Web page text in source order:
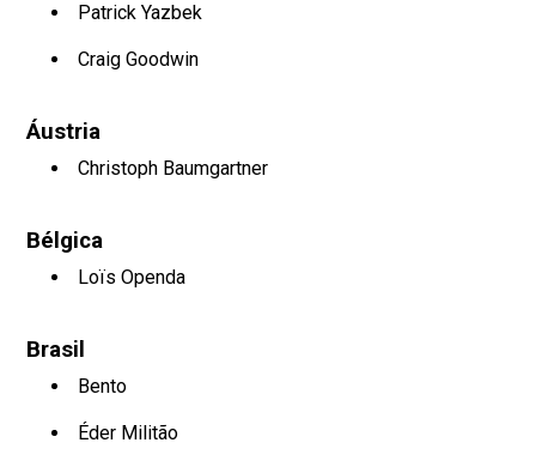
Patrick Yazbek
Craig Goodwin
Áustria
Christoph Baumgartner
Bélgica
Loïs Openda
Brasil
Bento
Éder Militão